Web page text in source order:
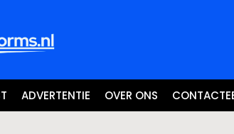
ADVERTENTIE OVER ONS